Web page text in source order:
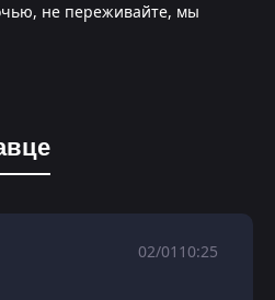
не переживайте, мы
02/01 10:25